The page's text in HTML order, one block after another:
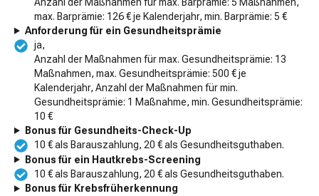
max. Barprämie: 126 € je Kalenderjahr, min. Barprämie: 5 €
Anforderung für ein Gesundheitsprämie
ja,
Anzahl der Maßnahmen für max. Gesundheitsprämie: 13
Maßnahmen, max. Gesundheitsprämie: 500 € je
Kalenderjahr, Anzahl der Maßnahmen für min.
Gesundheitsprämie: 1 Maßnahme, min. Gesundheitsprämie:
10 €
Bonus für Gesundheits-Check-Up
10 € als Barauszahlung, 20 € als Gesundheitsguthaben.
Bonus für ein Hautkrebs-Screening
10 € als Barauszahlung, 20 € als Gesundheitsguthaben.
Bonus für Krebsfrüherkennung